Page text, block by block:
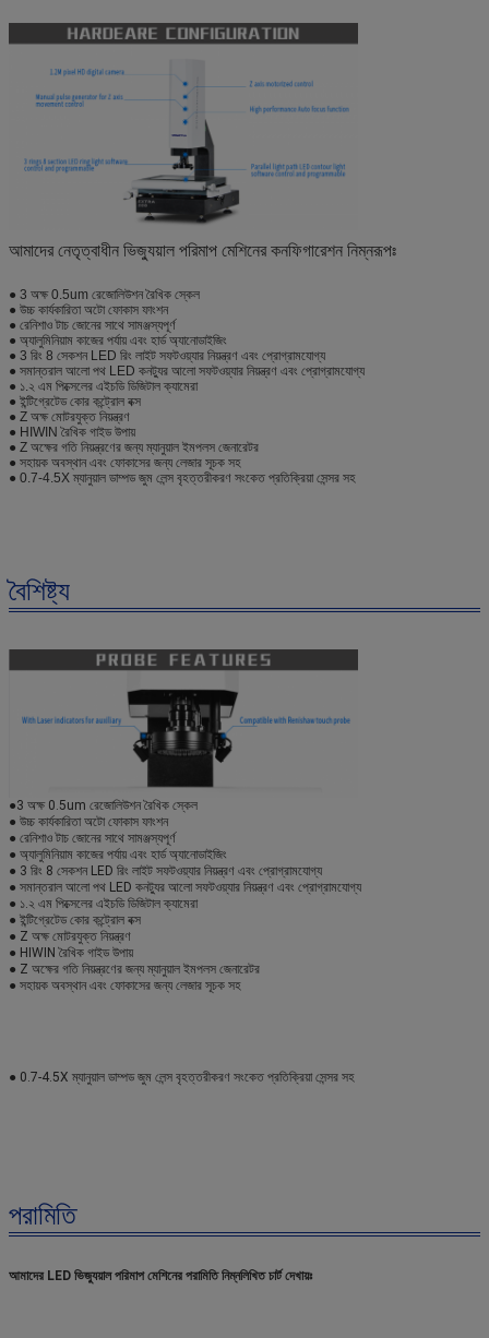
আমাদের নেতৃত্বাধীন ভিজ্যুয়াল পরিমাপ মেশিনের কনফিগারেশন নিম্নরূপঃ
● 3 অক্ষ 0.5um রেজোলিউশন রৈখিক স্কেল
● উচ্চ কার্যকারিতা অটো ফোকাস ফাংশন
● রেনিশাও টাচ জোনের সাথে সামঞ্জস্যপূর্ণ
● অ্যালুমিনিয়াম কাজের পর্যায় এবং হার্ড অ্যানোডাইজিং
● 3 রিং 8 সেকশন LED রিং লাইট সফটওয়্যার নিয়ন্ত্রণ এবং প্রোগ্রামযোগ্য
● সমান্তরাল আলো পথ LED কনট্যুর আলো সফটওয়্যার নিয়ন্ত্রণ এবং প্রোগ্রামযোগ্য
● ১.২ এম পিক্সেলের এইচডি ডিজিটাল ক্যামেরা
● ইন্টিগ্রেটেড কোর কন্ট্রোল বক্স
● Z অক্ষ মোটরযুক্ত নিয়ন্ত্রণ
● HIWIN রৈখিক গাইড উপায়
● Z অক্ষের গতি নিয়ন্ত্রণের জন্য ম্যানুয়াল ইমপলস জেনারেটর
● সহায়ক অবস্থান এবং ফোকাসের জন্য লেজার সূচক সহ
● 0.7-4.5X ম্যানুয়াল ডাম্পড জুম লেন্স বৃহত্তরীকরণ সংকেত প্রতিক্রিয়া সেন্সর সহ
বৈশিষ্ট্য
●3 অক্ষ 0.5um রেজোলিউশন রৈখিক স্কেল
● উচ্চ কার্যকারিতা অটো ফোকাস ফাংশন
● রেনিশাও টাচ জোনের সাথে সামঞ্জস্যপূর্ণ
● অ্যালুমিনিয়াম কাজের পর্যায় এবং হার্ড অ্যানোডাইজিং
● 3 রিং 8 সেকশন LED রিং লাইট সফটওয়্যার নিয়ন্ত্রণ এবং প্রোগ্রামযোগ্য
● সমান্তরাল আলো পথ LED কনট্যুর আলো সফটওয়্যার নিয়ন্ত্রণ এবং প্রোগ্রামযোগ্য
● ১.২ এম পিক্সেলের এইচডি ডিজিটাল ক্যামেরা
● ইন্টিগ্রেটেড কোর কন্ট্রোল বক্স
● Z অক্ষ মোটরযুক্ত নিয়ন্ত্রণ
● HIWIN রৈখিক গাইড উপায়
● Z অক্ষের গতি নিয়ন্ত্রণের জন্য ম্যানুয়াল ইমপলস জেনারেটর
● সহায়ক অবস্থান এবং ফোকাসের জন্য লেজার সূচক সহ
● 0.7-4.5X ম্যানুয়াল ডাম্পড জুম লেন্স বৃহত্তরীকরণ সংকেত প্রতিক্রিয়া সেন্সর সহ
পরামিতি
আমাদের LED ভিজ্যুয়াল পরিমাপ মেশিনের পরামিতি নিম্নলিখিত চার্ট দেখায়ঃ